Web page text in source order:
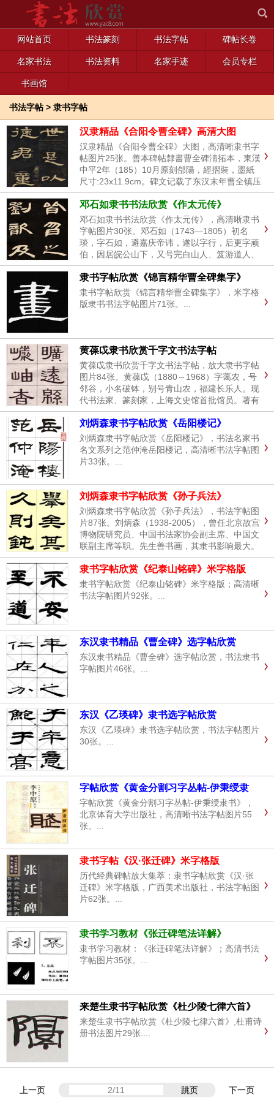
网站首页 书法篆刻 书法字帖 碑帖长卷
名家书法 书法资料 名家手迹 会员专栏
书画馆
书法字帖> 隶书字帖
汉隶精品《合阳令曹全碑》高清大图
汉隶精品《合阳令曹全碑》大图，高清晰隶书字
帖图片25张。善本碑帖隸書曹全碑淸拓本，東漢
中平2年（185）10月原刻郃陽，經摺裝，墨紙
尺寸:23x11.9cm。碑文记载了东汉末年曹全镇压
黄巾起义的事件，此碑石用隶书写成。文字清
晰，结构舒展，字体秀美飞动，书法工整精细，
秀丽而有骨力，...
邓石如隶书书法欣赏《作太元传》
邓石如隶书书法欣赏《作太元传》，高清晰隶书
字帖图片30张。邓石如（1743—1805）初名
琰，字石如，避嘉庆帝讳，遂以字行，后更字顽
伯，因居皖公山下，又号完白山人、笈游道人、
凤水渔长、龙山樵长，安徽怀宁人。清代书法篆
刻家，邓派创始人。...
隶书字帖欣赏《锦言精华曹全碑集字》
隶书字帖欣赏《锦言精华曹全碑集字》，米字格
版隶书书法字帖图片71张。...
黄葆戉隶书欣赏千字文书法字帖
黄葆戉隶书欣赏千字文书法字帖，放大隶书字帖
图片84张。黄葆戉（1880～1968）字蔼农，号
邻谷，小名破钵，别号青山农，福建长乐人。现
代书法家、篆刻家，上海文史馆首批馆员。著有
《青山农分书千家文》、《青山农篆书百家
姓》、《青山农书画集》、《暖日庐摹印集》
等。...
刘炳森隶书字帖欣赏《岳阳楼记》
刘炳森隶书字帖欣赏《岳阳楼记》，书法名家书
名文系列之范仲淹岳阳楼记，高清晰书法字帖图
片33张。...
刘炳森隶书字帖欣赏《孙子兵法》
刘炳森隶书字帖欣赏《孙子兵法》，书法字帖图
片87张。刘炳森（1938-2005），曾任北京故宫
博物院研究员、中国书法家协会副主席、中国文
联副主席等职。先生善书画，其隶书影响最大。
隶书字帖欣赏《纪泰山铭碑》米字格版
隶书字帖欣赏《纪泰山铭碑》米字格版；高清晰
书法字帖图片92张。...
东汉隶书精品《曹全碑》选字帖欣赏
东汉隶书精品《曹全碑》选字帖欣赏，书法隶书
字帖图片46张。...
东汉《乙瑛碑》隶书选字帖欣赏
东汉《乙瑛碑》隶书选字帖欣赏，书法字帖图片
30张。...
字帖欣赏《黄金分割习字丛帖-伊秉绶隶
书》
字帖欣赏《黄金分割习字丛帖-伊秉绶隶书》，
北京体育大学出版社，高清晰书法字帖图片55
张。...
隶书字帖《汉·张迁碑》米字格版
历代经典碑帖放大集萃：隶书字帖欣赏《汉·张
迁碑》米字格版，广西美术出版社，书法字帖图
片62张。...
隶书学习教材《张迁碑笔法详解》
隶书学习教材：《张迁碑笔法详解》；高清书法
字帖图片35张。...
来楚生隶书字帖欣赏《杜少陵七律六首》
来楚生隶书字帖欣赏《杜少陵七律六首》,杜甫诗
册书法图片29张....
上一页 跳页 下一页